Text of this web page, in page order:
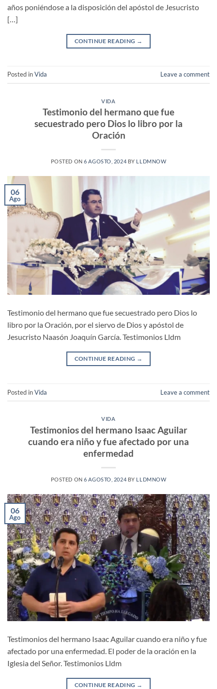
años poniéndose a la disposición del apóstol de Jesucristo
[…]
CONTINUE READING →
Posted inVida Leave a comment
VIDA
Testimonio del hermano que fue
secuestrado pero Dios lo libro por la
Oración
POSTED ON6 AGOSTO, 2024 BY LLDMNOW
06
Ago
Testimonio del hermano que fue secuestrado pero Dios lo
libro por la Oración, por el siervo de Dios y apóstol de
Jesucristo Naasón Joaquín García. Testimonios Lldm
CONTINUE READING →
Posted inVida Leave a comment
VIDA
Testimonios del hermano Isaac Aguilar
cuando era niño y fue afectado por una
enfermedad
POSTED ON6 AGOSTO, 2024 BY LLDMNOW
06
Ago
Testimonios del hermano Isaac Aguilar cuando era niño y fue
afectado por una enfermedad. El poder de la oración en la
Iglesia del Señor. Testimonios Lldm
CONTINUE READING →